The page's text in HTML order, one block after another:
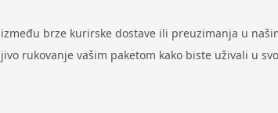
brze kurirske dostave ili preuzimanja u
rukovanje vašim paketom kako biste uživali u